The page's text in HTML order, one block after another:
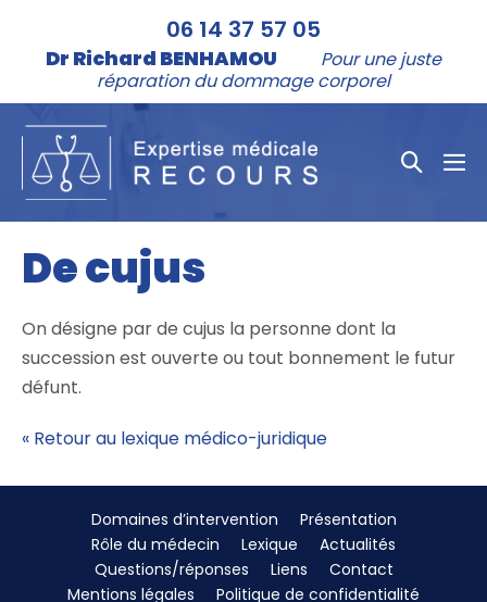
contenu
06 14 37 57 05
Dr Richard BENHAMOU
Pour une juste
réparation du dommage corporel
De cujus
On désigne par de cujus la personne dont la
succession est ouverte ou tout bonnement le futur
défunt.
« Retour au lexique médico-juridique
Domaines d’intervention
Présentation
Rôle du médecin
Lexique
Actualités
Questions/réponses
Liens
Contact
Mentions légales
Politique de confidentialité